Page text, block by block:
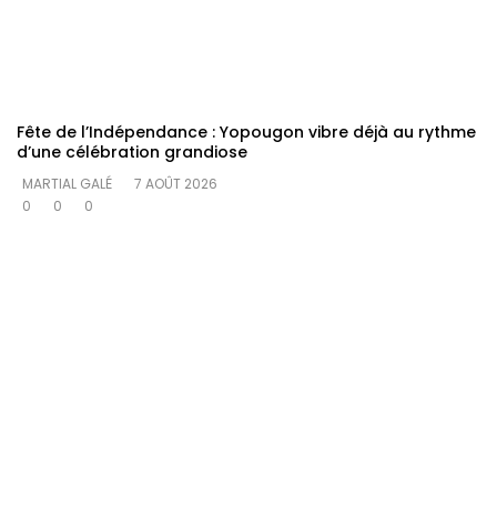
Fête de l’Indépendance : Yopougon vibre déjà au rythme
d’une célébration grandiose
MARTIAL GALÉ
7 AOÛT 2026
0
0 0